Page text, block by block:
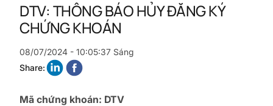
DTV: THÔNG BÁO HỦY ĐĂNG KÝ
CHỨNG KHOÁN
08/07/2024 - 10:05:37 Sáng
Share:
Mã chứng khoán: DTV